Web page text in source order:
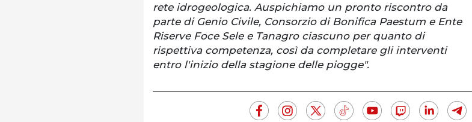
rete idrogeologica. Auspichiamo un pronto riscontro da
parte di Genio Civile, Consorzio di Bonifica Paestum e Ente
Riserve Foce Sele e Tanagro ciascuno per quanto di
rispettiva competenza, così da completare gli interventi
entro l'inizio della stagione delle piogge".